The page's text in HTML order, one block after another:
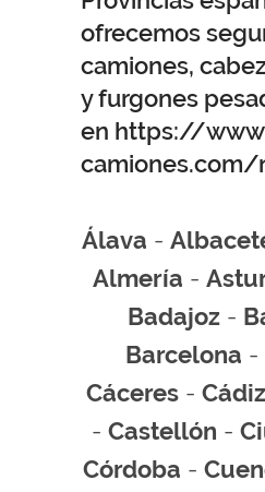
ofrecemos
camiones,
y furgones
en https://
camiones.com/
Álava -
Almería -
Badajoz -
Barcelona -
Cáceres - Cádiz
- Castellón -
Córdoba -